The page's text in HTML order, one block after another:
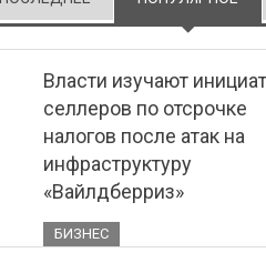
Власти изучают
селлеров по отсрочке
налогов после атак на
инфраструктуру
«Вайлдберриз»
БИЗНЕС